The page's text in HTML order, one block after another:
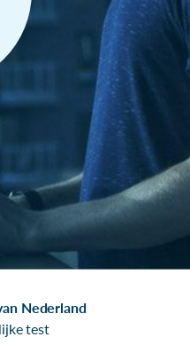
Nederland
test